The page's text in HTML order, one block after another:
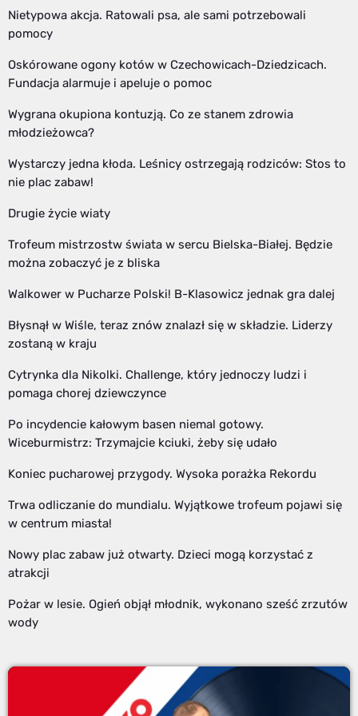
Nietypowa akcja. Ratowali psa, ale sami potrzebowali
pomocy
Oskórowane ogony kotów w Czechowicach-Dziedzicach.
Fundacja alarmuje i apeluje o pomoc
Wygrana okupiona kontuzją. Co ze stanem zdrowia
młodzieżowca?
Wystarczy jedna kłoda. Leśnicy ostrzegają rodziców: Stos to
nie plac zabaw!
Drugie życie wiaty
Trofeum mistrzostw świata w sercu Bielska-Białej. Będzie
można zobaczyć je z bliska
Walkower w Pucharze Polski! B-Klasowicz jednak gra dalej
Błysnął w Wiśle, teraz znów znalazł się w składzie. Liderzy
zostaną w kraju
Cytrynka dla Nikolki. Challenge, który jednoczy ludzi i
pomaga chorej dziewczynce
Po incydencie kałowym basen niemal gotowy.
Wiceburmistrz: Trzymajcie kciuki, żeby się udało
Koniec pucharowej przygody. Wysoka porażka Rekordu
Trwa odliczanie do mundialu. Wyjątkowe trofeum pojawi się
w centrum miasta!
Nowy plac zabaw już otwarty. Dzieci mogą korzystać z
atrakcji
Pożar w lesie. Ogień objął młodnik, wykonano sześć zrzutów
wody